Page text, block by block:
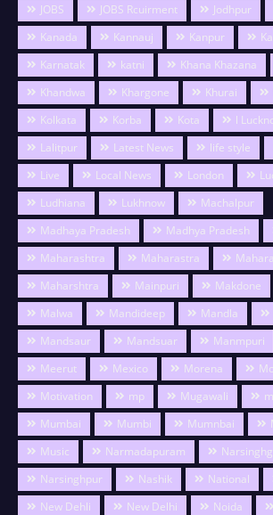
JOBS
JOBS Rcuirment Jodhpur
Kanada
Kannauj Kanpur
Karnatak
katni Khana Khazana
Khandwa
Khargone Khurai
Kolkata
Korba Kota l
Lalitpur
Latest News life style
Live
Local News London
Ludhiana
Lukhnow
Machalpur
Madhaya Pradesh
Madhya Pradesh
Maharashtra
Maharastra
Maharshtra
Mainpuri Makdone
Malwa
Mandideep Mandla
Mandsaur
Mandsuar Manmpuri
Meerut
Mexico Morena
Motivation
mp Mugawali
Mumbai
Mumbi Mumnbai
Music
Narmadapuram
Narsinghpur
Nashik National
New Dehli
New Delhi Noida